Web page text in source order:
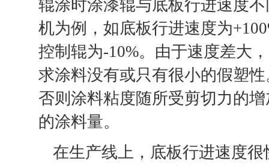
辊涂时涂漆辊与底板行进速度
机为例，如底板行进速度为
控制辊为-10%。由于速度差大
求涂料没有或只有很小的假塑
否则涂料粘度随所受剪切力的
的涂料量。
在生产线上，底板行进速度